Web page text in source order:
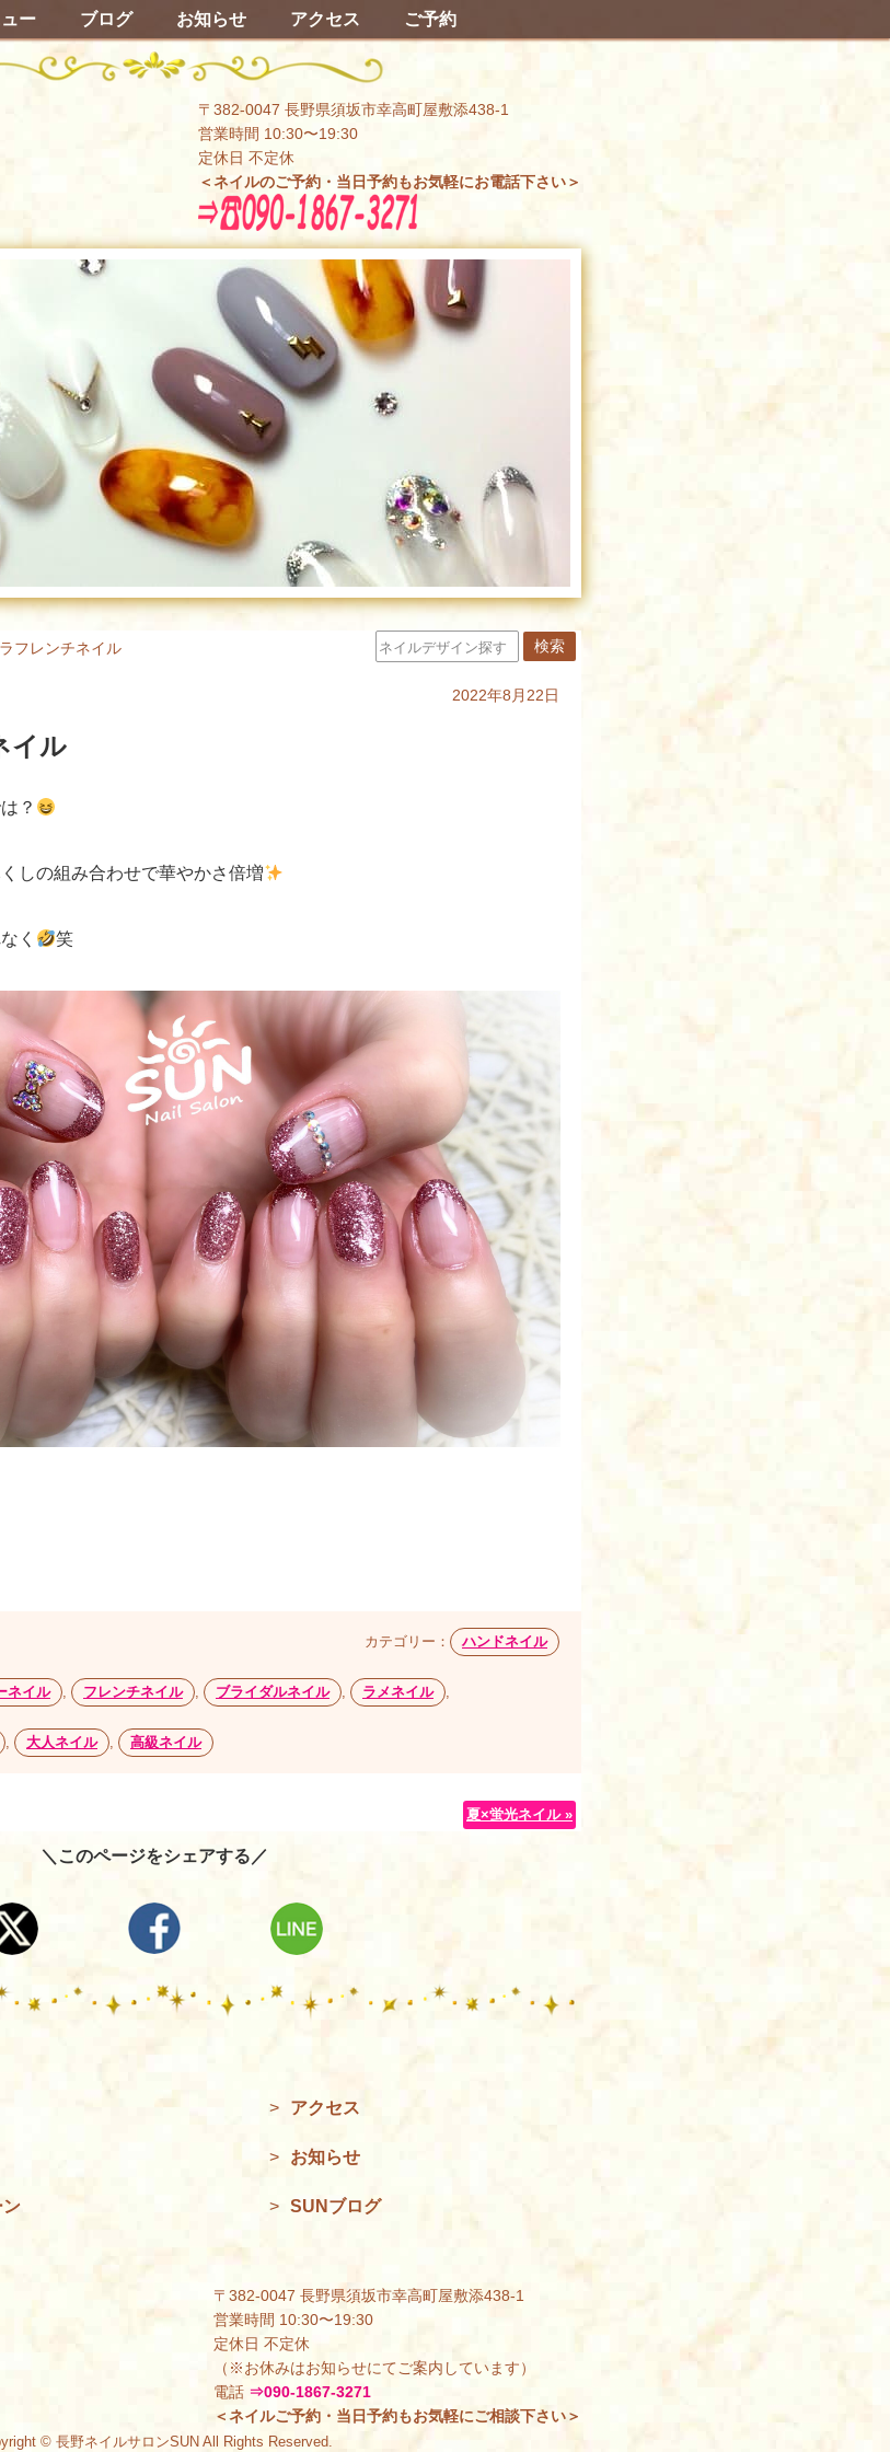
〒382-0047 長野県須坂市幸高町屋敷添438-1
営業時間 10:30〜19:30
定休日 不定休
＜ネイルのご予約・当日予約もお気軽にお電話下さい＞
ー ブログ お知らせ アクセス ご予約
フレンチネイル
2022年8月22日
イル
？
しの組み合わせで華やかさ倍増
く 笑
カテゴリー： ハンドネイル
ネイル , フレンチネイル , ブライダルネイル , ラメネイル ,
, 大人ネイル , 高級ネイル
夏×蛍光ネイル »
＼このページをシェアする／
ン
> アクセス
> お知らせ
> SUNブログ
〒382-0047 長野県須坂市幸高町屋敷添438-1
営業時間 10:30〜19:30
定休日 不定休
（※お休みはお知らせにてご案内しています）
電話 ⇒090-1867-3271
＜ネイルご予約・当日予約もお気軽にご相談下さい＞
© 長野ネイルサロンSUN All Rights Reserved.